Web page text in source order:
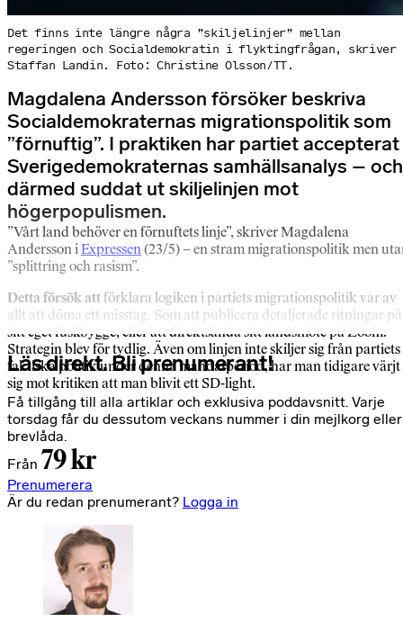
Det finns inte längre några ”skiljelinjer” mellan
regeringen och Socialdemokratin i flyktingfrågan, skriver
Staffan Landin. Foto: Christine Olsson/TT.
Magdalena Andersson försöker beskriva
Socialdemokraternas migrationspolitik som
”förnuftig”. I praktiken har partiet accepterat
Sverigedemokraternas samhällsanalys – och
därmed suddat ut skiljelinjen mot
högerpopulismen.
”Vårt land behöver en förnuftets linje”, skriver Magdalena
Andersson iExpressen(23/5) – en stram migrationspolitik men
”splittring och rasism”.
Detta försök att förklara logiken i partiets migrationspolitik var av
allt att döma ett misstag. Som att publicera detaljerade ritningar på
sitt eget fuskbygge, eller att direktsända sitt landsmöte på Zoom.
Strategin blev för tydlig. Även om linjen inte skiljer sig från partiets
faktiska politik under denna mandatperiod, har man tidigare värjt
sig mot kritiken att man blivit ett SD-light.
Läs direkt. Bli prenumerant!
Få tillgång till alla artiklar och exklusiva poddavsnitt. Varje
torsdag får du dessutom veckans nummer i din mejlkorg eller
brevlåda.
Från 79 kr
Prenumerera
Är du redan prenumerant? Logga in